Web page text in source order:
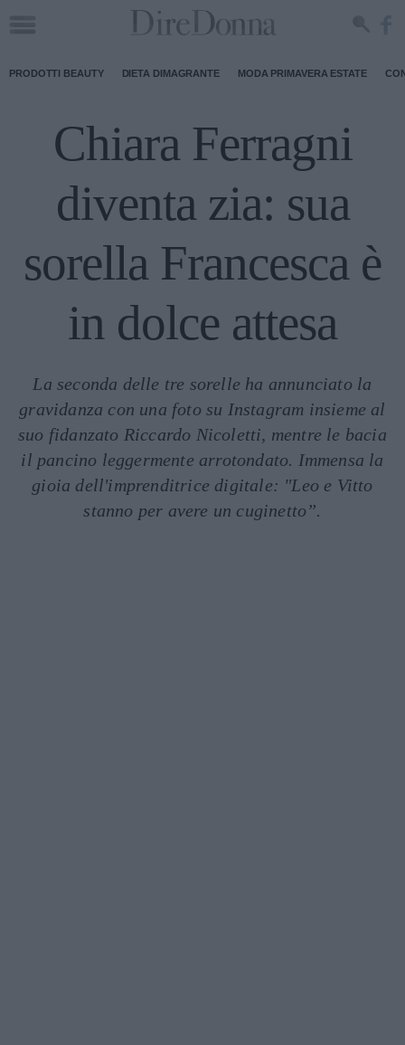
PRODOTTI BEAUTY DIETA DIMAGRANTE MODA PRIMAVERA ESTATE
Chiara Ferragni
diventa zia: sua
sorella Francesca è
in dolce attesa
La seconda delle tre sorelle ha annunciato la
gravidanza con una foto su Instagram insieme al
suo fidanzato Riccardo Nicoletti, mentre le bacia
il pancino leggermente arrotondato. Immensa la
gioia dell'imprenditrice digitale: "Leo e Vitto
stanno per avere un cuginetto”.